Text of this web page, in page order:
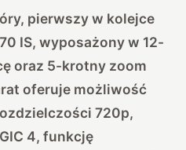
pierwszy w kolejce
IS, wyposażony w 12-
oraz 5-krotny zoom
oferuje możliwość
720p,
4, funkcję